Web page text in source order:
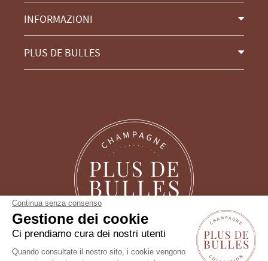
INFORMAZIONI
PLUS DE BULLES
Continua senza consenso
Gestione dei cookie
Ci prendiamo cura dei nostri utenti
Quando consultate il nostro sito, i cookie vengono